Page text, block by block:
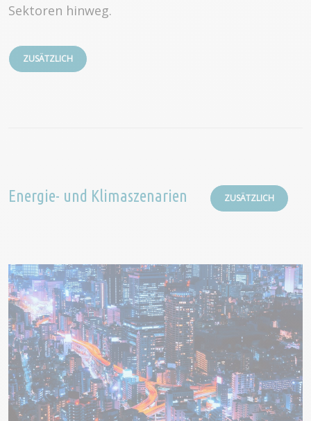
Sektoren hinweg.
ZUSÄTZLICH
Energie- und Klimaszenarien ZUSÄTZLICH